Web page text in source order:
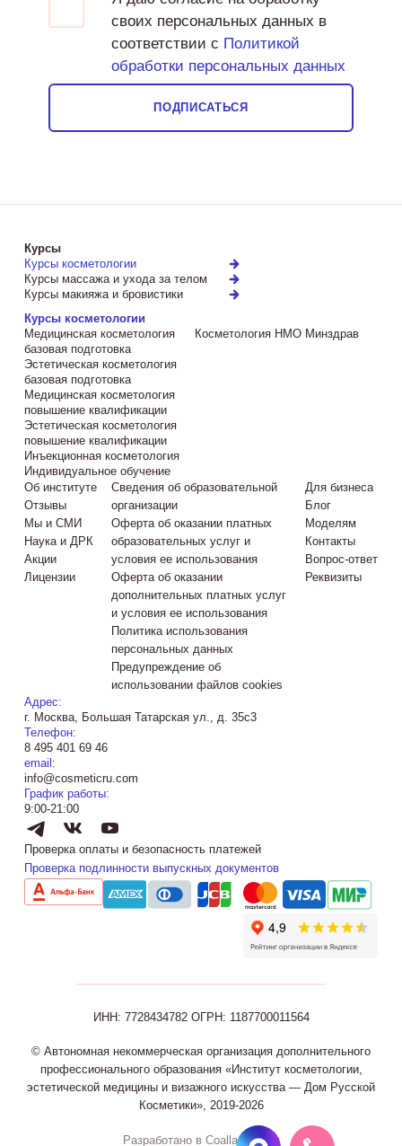
своих персональных данных в
соответствии с Политикой
обработки персональных данных
ПОДПИСАТЬСЯ
Курсы
Курсы косметологии
Курсы массажа и ухода за телом
Курсы макияжа и бровистики
Курсы косметологии
Медицинская косметология
базовая подготовка
Эстетическая косметология
базовая подготовка
Медицинская косметология
повышение квалификации
Эстетическая косметология
повышение квалификации
Инъекционная косметология
Индивидуальное обучение
Косметология НМО Минздрав
Об институте
Отзывы
Мы и СМИ
Наука и ДРК
Акции
Лицензии
Сведения об образовательной
организации
Оферта об оказании платных
образовательных услуг и
условия ее использования
Оферта об оказании
дополнительных платных услуг
и условия ее использования
Политика использования
персональных данных
Предупреждение об
использовании файлов cookies
Для бизнеса
Блог
Моделям
Контакты
Вопрос-ответ
Реквизиты
Адрес:
г. Москва, Большая Татарская ул., д. 35с3
Телефон:
8 495 401 69 46
email:
info@cosmeticru.com
График работы:
9:00-21:00
Проверка оплаты и безопасность платежей
Проверка подлинности выпускных документов
ИНН: 7728434782 ОГРН: 1187700011564
© Автономная некоммерческая организация дополнительного
профессионального образования «Институт косметологии,
эстетической медицины и визажного искусства — Дом Русской
Косметики», 2019-2026
Разработано в Coalla Agency